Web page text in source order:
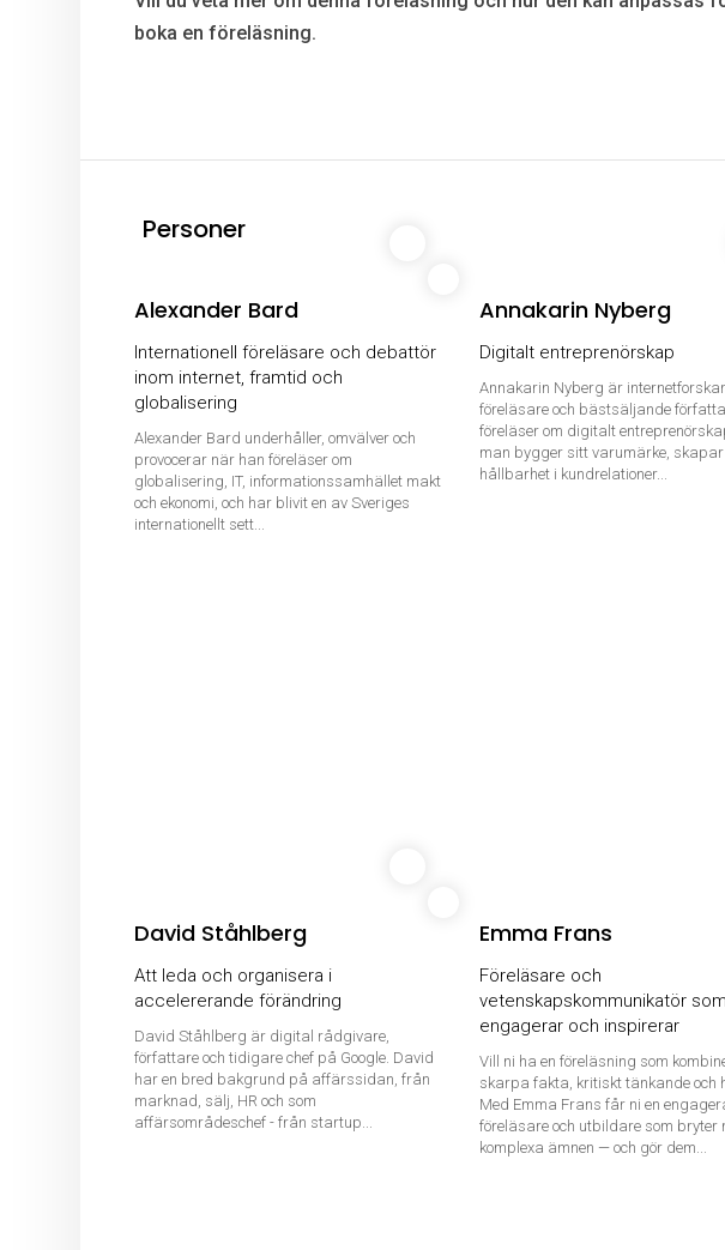
boka en föreläsning.
Personer
Alexander Bard
Internationell föreläsare och debattör
inom internet, framtid och
globalisering
Alexander Bard underhåller, omvälver och
provocerar när han föreläser om
globalisering, IT, informationssamhället makt
och ekonomi, och har blivit en av Sveriges
internationellt sett...
Annakarin Nyberg
Digitalt entreprenörskap
Annakarin Nyberg är
föreläsare och bästsäljande
föreläser om digitalt
man bygger sitt varumärke, skapar
hållbarhet i kundrelationer...
David Ståhlberg
Att leda och organisera i
accelererande förändring
David Ståhlberg är digital rådgivare,
författare och tidigare chef på Google. David
har en bred bakgrund på affärssidan, från
marknad, sälj, HR och som
affärsområdeschef - från startup...
Emma Frans
Föreläsare och
vetenskapskommunikatör som
engagerar och inspirerar
Vill ni ha en föreläsning som
skarpa fakta, kritiskt tänkande och
Med Emma Frans får ni en
föreläsare och utbildare som bryter
komplexa ämnen — och gör dem...